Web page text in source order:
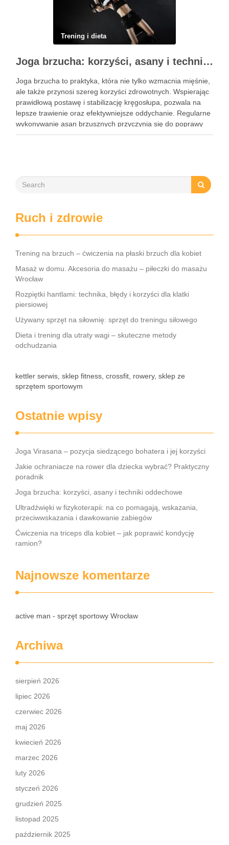
Trening i dieta
Joga brzucha: korzyści, asany i techniki oddechowe
Joga brzucha to praktyka, która nie tylko wzmacnia mięśnie,
ale także przynosi szereg korzyści zdrowotnych. Wspierając
prawidłową postawę i stabilizację kręgosłupa, pozwala na
lepsze trawienie oraz efektywniejsze oddychanie. Regularne
wykonywanie asan brzusznych przyczynia się do poprawy
elastyczności i równowagi, a także staje się kluczem do
Ruch i zdrowie
Trening na brzuch – ćwiczenia na płaski brzuch dla kobiet
Masaż w domu. Akcesoria do masażu – piłeczki do masażu
Wrocław
Rozpiętki hantlami: technika, błędy i korzyści dla klatki
piersiowej
Używany sprzęt na siłownię: sprzęt do treningu siłowego
Dieta i trening dla utraty wagi – skuteczne metody
odchudzania
kettler serwis, sklep fitness, crossfit, rowery, sklep ze
sprzętem sportowym
Ostatnie wpisy
Joga Virasana – pozycja siedzącego bohatera i jej korzyści
Jakie ochraniacze na rower dla dziecka wybrać? Praktyczny
poradnik
Joga brzucha: korzyści, asany i techniki oddechowe
Ultradźwięki w fizykoterapii: na co pomagają, wskazania,
przeciwwskazania i dawkowanie zabiegów
Ćwiczenia na triceps dla kobiet – jak poprawić kondycję
ramion?
Najnowsze komentarze
active man - sprzęt sportowy Wrocław
Archiwa
sierpień 2026
lipiec 2026
czerwiec 2026
maj 2026
kwiecień 2026
marzec 2026
luty 2026
styczeń 2026
grudzień 2025
listopad 2025
październik 2025